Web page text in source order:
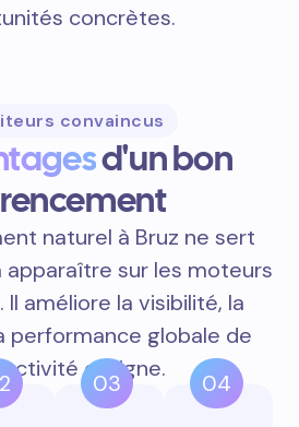
concrètes.
convaincus
d'un bon
naturel à Bruz ne sert
apparaître sur les moteurs
améliore la visibilité, la
performance globale de
en ligne.
03 04